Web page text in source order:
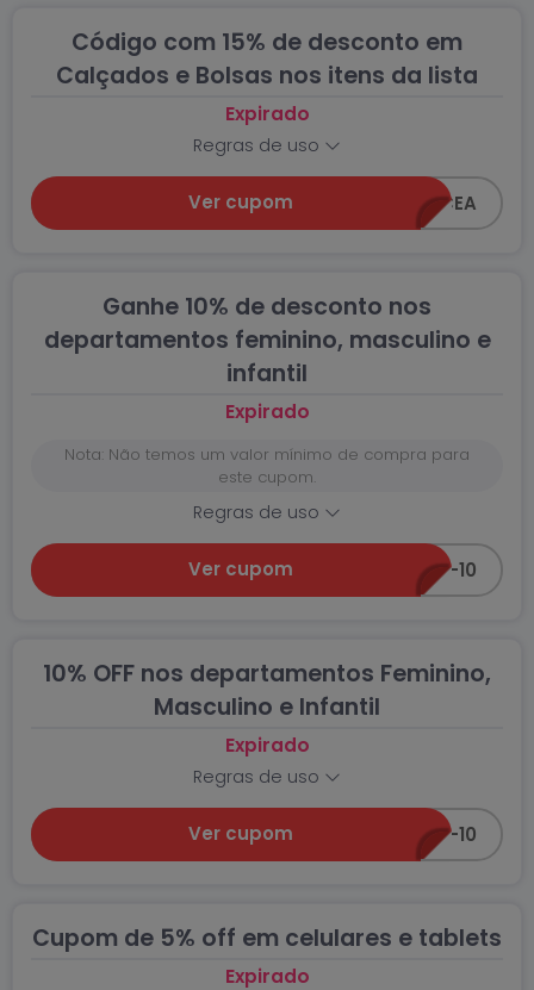
Código com 15% de desconto em
Calçados e Bolsas nos itens da lista
Expirado
Regras de uso
Ver cupom 15OFF-CEA
Ganhe 10% de desconto nos
departamentos feminino, masculino e
infantil
Expirado
Nota: Não temos um valor mínimo de compra para
este cupom.
Regras de uso
Ver cupom CUPOM-10
10% OFF nos departamentos Feminino,
Masculino e Infantil
Expirado
Regras de uso
Ver cupom CUPOM-10
Cupom de 5% off em celulares e tablets
Expirado